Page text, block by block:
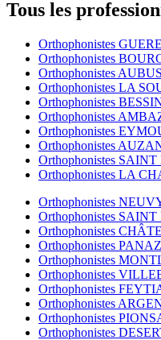
proximité des arrêts
Bus -
Bus -
Tous les
Orthophonistes
Orthophonistes
Orthophonistes
Orthophonistes LA
Orthophonistes
Orthophonistes
Orthophonistes
Orthophonistes
Orthophonistes
Orthophonistes LA
Orthophonistes
Orthophonistes
Orthophonistes
Orthophonistes
Orthophonistes
Orthophonistes
Orthophonistes
Orthophonistes
Orthophonistes
Orthophonistes